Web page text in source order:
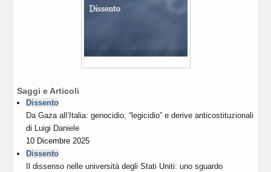
Saggi e Articoli
Dissento
Da Gaza all’Italia: genocidio, “legicidio” e derive anticostituzionali
di Luigi Daniele
10 Dicembre 2025
Dissento
Il dissenso nelle università degli Stati Uniti: uno sguardo